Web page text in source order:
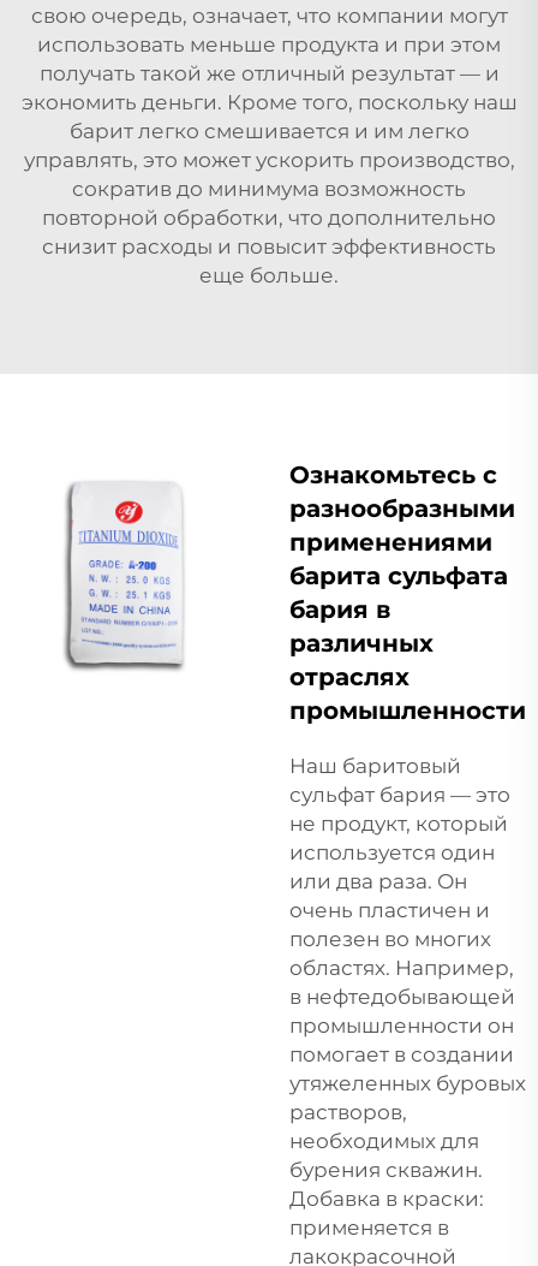
свою очередь, означает, что компании могут
использовать меньше продукта и при этом
получать такой же отличный результат — и
экономить деньги. Кроме того, поскольку наш
барит легко смешивается и им легко
управлять, это может ускорить производство,
сократив до минимума возможность
повторной обработки, что дополнительно
снизит расходы и повысит эффективность
еще больше.
Ознакомьтесь с
разнообразными
применениями
барита сульфата
бария в
различных
отраслях
промышленности
Наш баритовый
сульфат бария — это
не продукт, который
используется один
или два раза. Он
очень пластичен и
полезен во многих
областях. Например,
в нефтедобывающей
промышленности он
помогает в создании
утяжеленных буровых
растворов,
необходимых для
бурения скважин.
Добавка в краски:
применяется в
лакокрасочной